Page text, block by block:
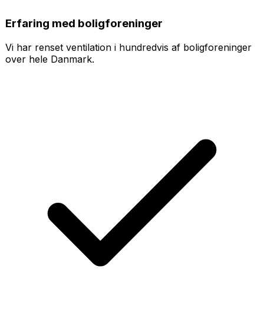
Erfaring med boligforeninger
Vi har renset ventilation i hundredvis af boligforeninger
over hele Danmark.